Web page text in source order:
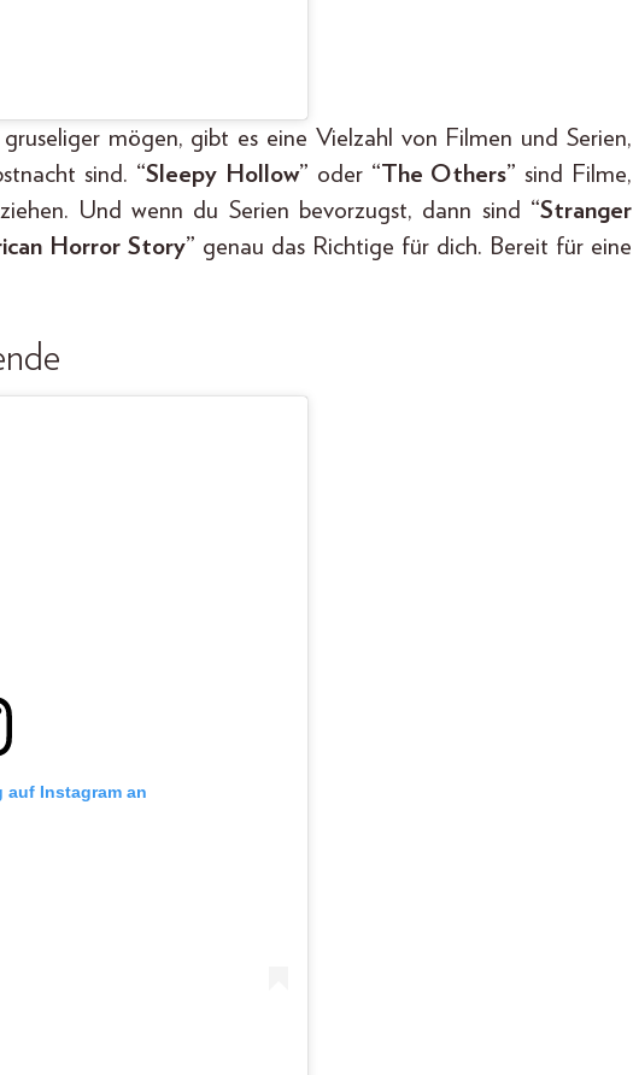
mögen, gibt es eine Vielzahl von Filmen und Serien,
sind. “Sleepy Hollow” oder “The Others” sind Filme,
Und wenn du Serien bevorzugst, dann sind “Stranger
Horror Story” genau das Richtige für dich. Bereit für eine
auf Instagram an